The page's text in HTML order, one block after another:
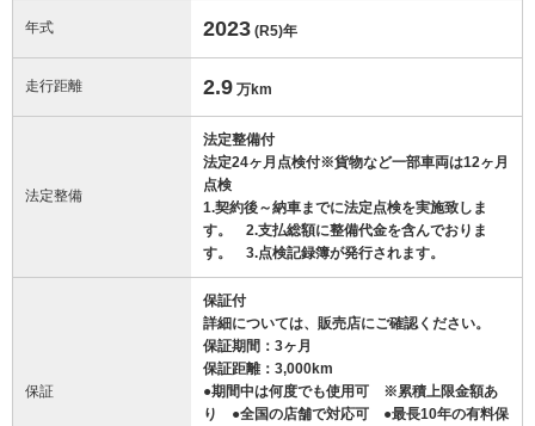
年式 2023 (R5)年
走行距離 2.9 万km
法定整備
法定整備付
法定24ヶ月点検付※貨物など一部車両は12ヶ月
点検
1.契約後～納車までに法定点検を実施致しま
す。 2.支払総額に整備代金を含んでおりま
す。 3.点検記録簿が発行されます。
保証
保証付
詳細については、販売店にご確認ください。
保証期間：3ヶ月
保証距離：3,000km
●期間中は何度でも使用可 ※累積上限金額あ
り ●全国の店舗で対応可 ●最長10年の有料保